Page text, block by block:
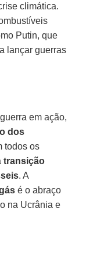
climática.
Putin, que
lançar guerras
em ação,
dos
todos os
transição
. A
é o abraço
na Ucrânia e